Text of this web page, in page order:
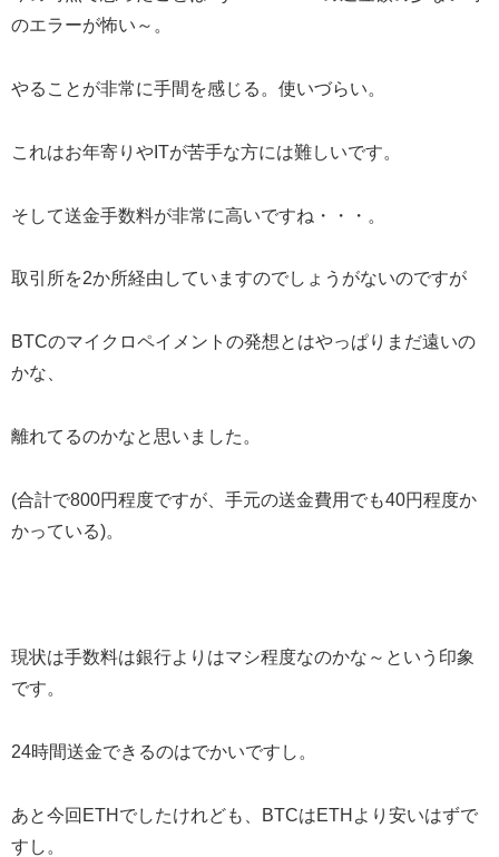
のエラーが怖い～。
やることが非常に手間を感じる。使いづらい。
これはお年寄りやITが苦手な方には難しいです。
そして送金手数料が非常に高いですね・・・。
取引所を2か所経由していますのでしょうがないのですが
BTCのマイクロペイメントの発想とはやっぱりまだ遠いの
かな、
離れてるのかなと思いました。
(合計で800円程度ですが、手元の送金費用でも40円程度か
かっている)。
現状は手数料は銀行よりはマシ程度なのかな～という印象
です。
24時間送金できるのはでかいですし。
あと今回ETHでしたけれども、BTCはETHより安いはずで
すし。